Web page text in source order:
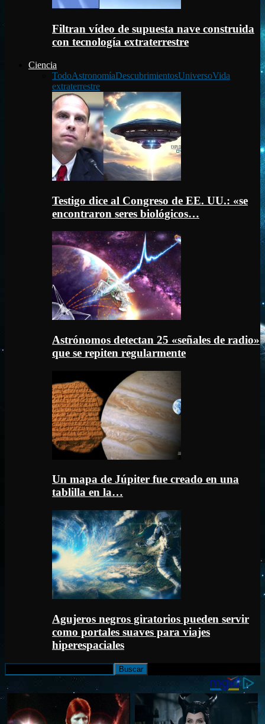
Filtran vídeo de supuesta nave construida
con tecnología extraterrestre
Ciencia
TodoAstronomíaDescubrimientosUniversoVida
extraterrestre
Testigo dice al Congreso de EE. UU.: «se
encontraron seres biológicos…
Astrónomos detectan 25 «señales de radio»
que se repiten regularmente
Un mapa de Júpiter fue creado en una
tablilla en la…
Agujeros negros giratorios pueden servir
como portales suaves para viajes
hiperespaciales